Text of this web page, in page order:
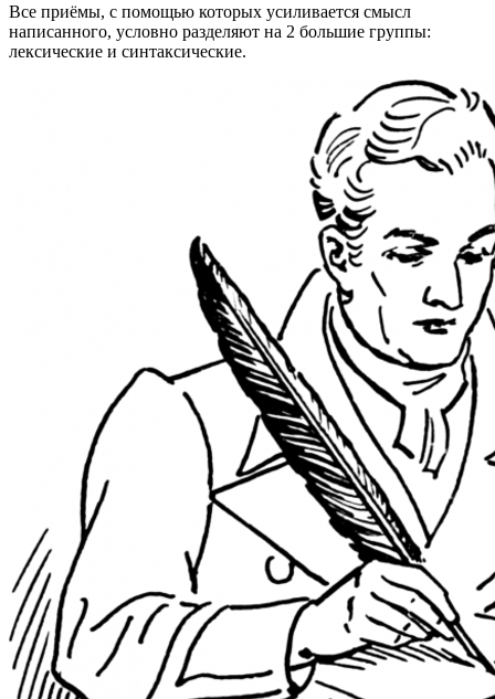
Все приёмы, с помощью которых усиливается смысл
написанного, условно разделяют на 2 большие группы:
лексические и синтаксические.